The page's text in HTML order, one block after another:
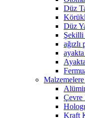
Düz
Düz
Şekilli
ağızlı
Çevre
Kraft